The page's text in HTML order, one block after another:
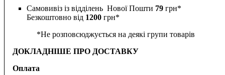
Самовивіз із відділень Нової Пошти 79 грн*
Безкоштовно від 1200 грн*
*Не розповсюджується на деякі групи товарів
ДОКЛАДНІШЕ ПРО ДОСТАВКУ
Оплата